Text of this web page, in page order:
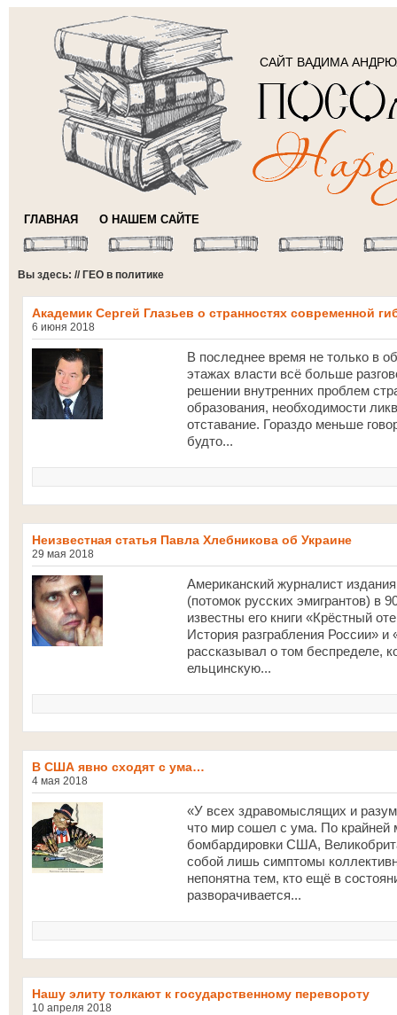
САЙТ ВАДИМА
ГЛАВНАЯ О НАШЕМ САЙТЕ
Вы здесь: // ГЕО в политике
Академик Сергей Глазьев о странностях современной
6 июня 2018
В последнее время не только в
этажах власти всё больше
решении внутренних проблем
образования, необходимости
отставание. Гораздо меньше
будто...
Неизвестная статья Павла Хлебникова об Украине
29 мая 2018
Американский журналист
(потомок русских эмигрантов) в
известны его книги «Крёстный
История разграбления России» и
рассказывал о том беспределе,
ельцинскую...
В США явно сходят с ума…
4 мая 2018
«У всех здравомыслящих и
что мир сошел с ума. По
бомбардировки США,
собой лишь симптомы
непонятна тем, кто ещё в
разворачивается...
Нашу элиту толкают к государственному перевороту
10 апреля 2018